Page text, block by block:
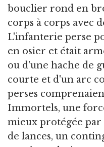
bouclier rond en
corps à corps avec
L'infanterie perse
en osier et était
ou d'une hache de
courte et d'un arc
perses
Immortels, une
mieux protégée
de lances, un